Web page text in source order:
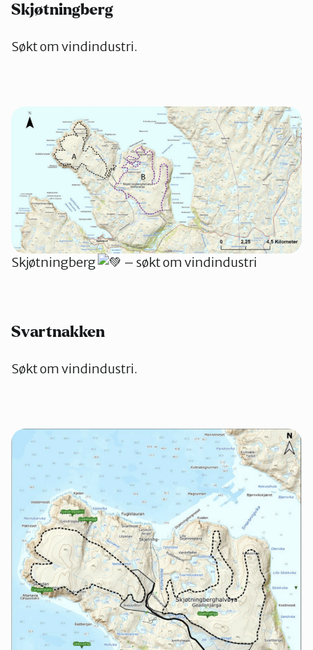
Skjøtningberg
Søkt om vindindustri.
Skjøtningberg – søkt om vindindustri
Svartnakken
Søkt om vindindustri.